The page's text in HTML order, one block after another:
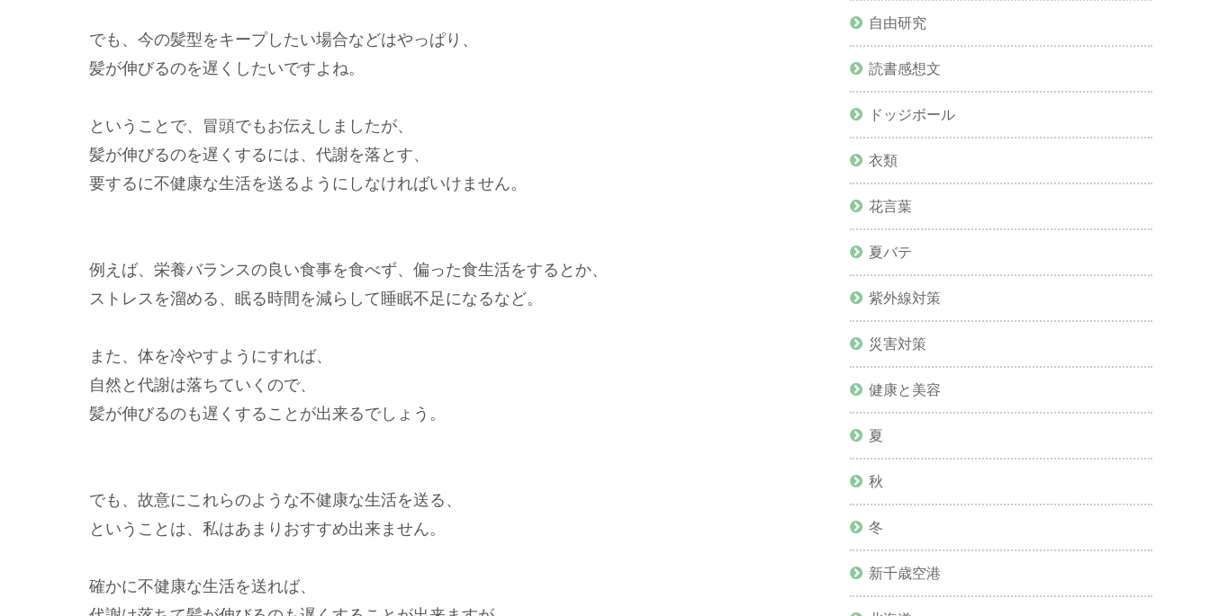
でも、今の髪型をキープしたい場合などはやっぱり、
髪が伸びるのを遅くしたいですよね。
ということで、冒頭でもお伝えしましたが、
髪が伸びるのを遅くするには、代謝を落とす、
要するに不健康な生活を送るようにしなければいけません。
例えば、栄養バランスの良い食事を食べず、偏った食生活をするとか、
ストレスを溜める、眠る時間を減らして睡眠不足になるなど。
また、体を冷やすようにすれば、
自然と代謝は落ちていくので、
髪が伸びるのも遅くすることが出来るでしょう。
でも、故意にこれらのような不健康な生活を送る、
ということは、私はあまりおすすめ出来ません。
確かに不健康な生活を送れば、
自由研究
読書感想文
ドッジボール
衣類
花言葉
夏バテ
紫外線対策
災害対策
健康と美容
夏
秋
冬
新千歳空港